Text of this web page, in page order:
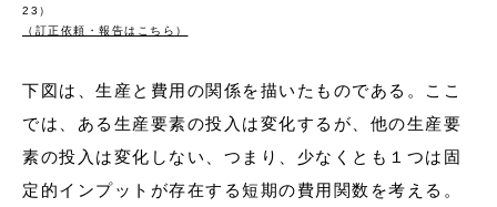
23）
（訂正依頼・報告はこちら）
下図は、生産と費用の関係を描いたものである。ここ
では、ある生産要素の投入は変化するが、他の生産要
素の投入は変化しない、つまり、少なくとも１つは固
定的インプットが存在する短期の費用関数を考える。